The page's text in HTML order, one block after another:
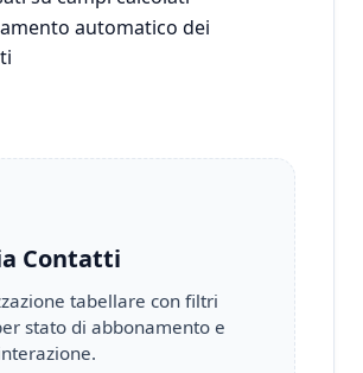
automatico dei
Contatti
tabellare con filtri
stato di abbonamento e